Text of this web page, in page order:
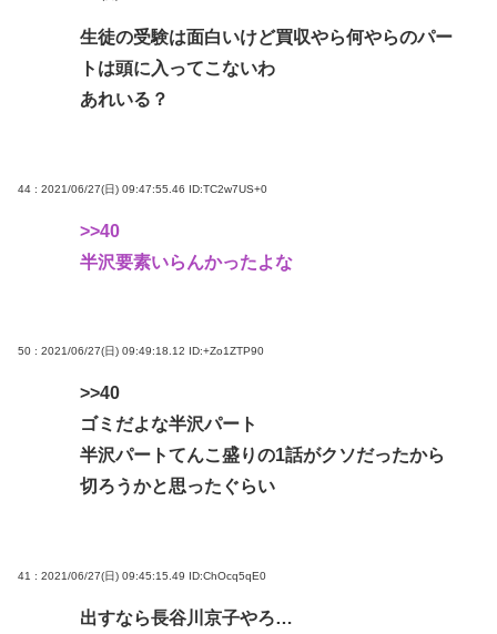
生徒の受験は面白いけど買収やら何やらのパー
トは頭に入ってこないわ
あれいる？
44 : 2021/06/27(日) 09:47:55.46 ID:TC2w7US+0
>>40
半沢要素いらんかったよな
50 : 2021/06/27(日) 09:49:18.12 ID:+Zo1ZTP90
>>40
ゴミだよな半沢パート
半沢パートてんこ盛りの1話がクソだったから
切ろうかと思ったぐらい
41 : 2021/06/27(日) 09:45:15.49 ID:ChOcq5qE0
出すなら長谷川京子やろ…